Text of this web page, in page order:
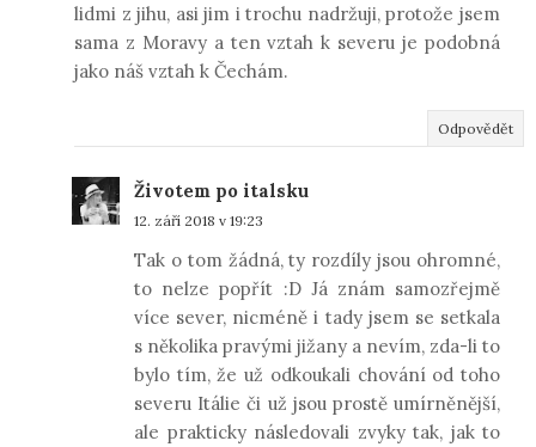
lidmi z jihu, asi jim i trochu nadržuji, protože jsem
sama z Moravy a ten vztah k severu je podobná
jako náš vztah k Čechám.
Odpovědět
Životem po italsku
12. září 2018 v 19:23
Tak o tom žádná, ty rozdíly jsou ohromné,
to nelze popřít :D Já znám samozřejmě
více sever, nicméně i tady jsem se setkala
s několika pravými jižany a nevím, zda-li to
bylo tím, že už odkoukali chování od toho
severu Itálie či už jsou prostě umírněnější,
ale prakticky následovali zvyky tak, jak to